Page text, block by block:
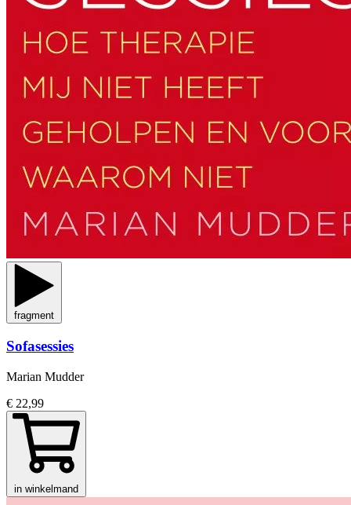
fragment
Sofasessies
Marian Mudder
€ 22,99
in winkelmand